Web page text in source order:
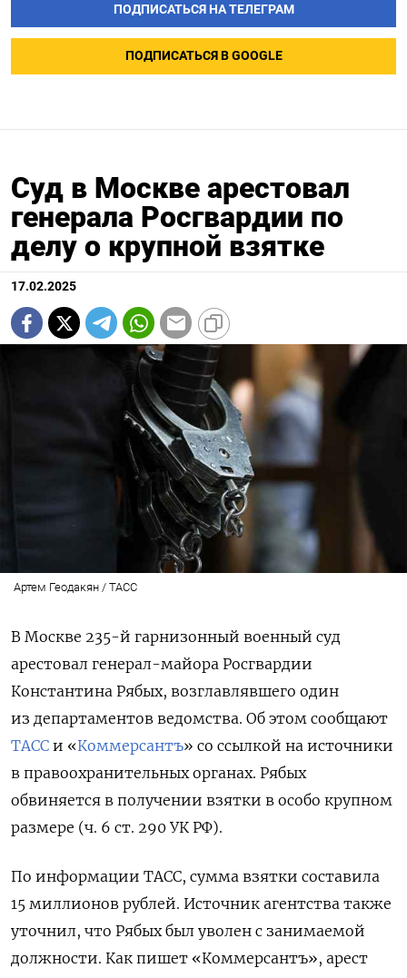
ПОДПИСАТЬСЯ НА ТЕЛЕГРАМ
ПОДПИСАТЬСЯ В GOOGLE
Суд в Москве арестовал
генерала Росгвардии по
делу о крупной взятке
17.02.2025
Артем Геодакян / ТАСС
В Москве 235-й гарнизонный военный суд
арестовал генерал-майора Росгвардии
Константина Рябых, возглавлявшего один
из департаментов ведомства. Об этом сообщают
ТАСС и «Коммерсантъ» со ссылкой на источники
в правоохранительных органах. Рябых
обвиняется в получении взятки в особо крупном
размере (ч. 6 ст. 290 УК РФ).
По информации ТАСС, сумма взятки составила
15 миллионов рублей. Источник агентства также
уточнил, что Рябых был уволен с занимаемой
должности. Как пишет «Коммерсантъ», арест